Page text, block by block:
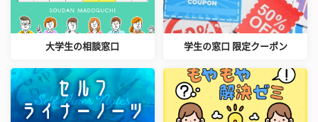
大学生の相談窓口 学生の窓口 限定クーポン